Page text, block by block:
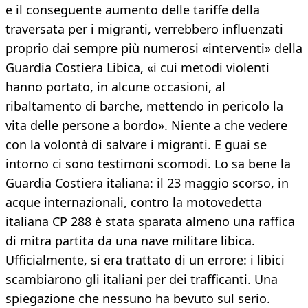
e il conseguente aumento delle tariffe della
traversata per i migranti, verrebbero influenzati
proprio dai sempre più numerosi «interventi» della
Guardia Costiera Libica, «i cui metodi violenti
hanno portato, in alcune occasioni, al
ribaltamento di barche, mettendo in pericolo la
vita delle persone a bordo». Niente a che vedere
con la volontà di salvare i migranti. E guai se
intorno ci sono testimoni scomodi. Lo sa bene la
Guardia Costiera italiana: il 23 maggio scorso, in
acque internazionali, contro la motovedetta
italiana CP 288 è stata sparata almeno una raffica
di mitra partita da una nave militare libica.
Ufficialmente, si era trattato di un errore: i libici
scambiarono gli italiani per dei trafficanti. Una
spiegazione che nessuno ha bevuto sul serio.